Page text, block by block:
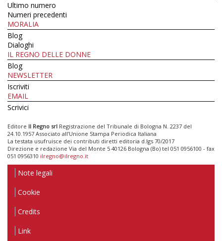
Ultimo numero
Numeri precedenti
MORALIA
Blog
Dialoghi
IL REGNO DELLE DONNE
Blog
NEWSLETTER
Iscriviti
EMAIL
Scrivici
Editore Il Regno srl Registrazione del Tribunale di Bologna N. 2237 del
24.10.1957 Associato all’Unione Stampa Periodica Italiana
La testata usufruisce dei contributi diretti editoria d.lgs 70/2017
Direzione e redazione Via del Monte 5 40126 Bologna (Bo) tel 051 0956100 - fax
051 0956310 ilregno@ilregno.it
Note legali
Cookie
Credits
Link